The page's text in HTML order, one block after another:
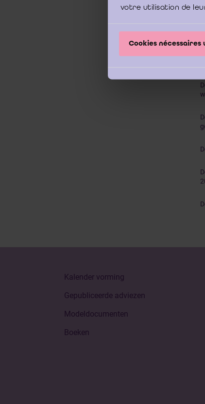
votre utilisation de
Cookies nécessaires
Kalender vorming
Gepubliceerde adviezen
Modeldocumenten
Boeken